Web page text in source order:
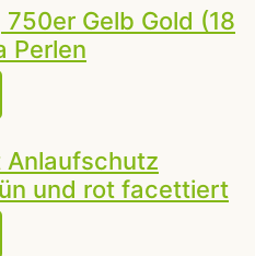
Gelb Gold (18
Perlen
Anlaufschutz
und rot facettiert